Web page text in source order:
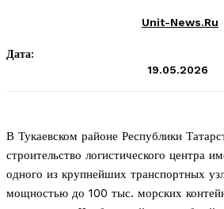
Unit-News.ru
Дата:
19.05.2026
В Тукаевском районе Республики
строительство логистического центра
одного из крупнейших транспортных
мощностью до 100 тыс. морских